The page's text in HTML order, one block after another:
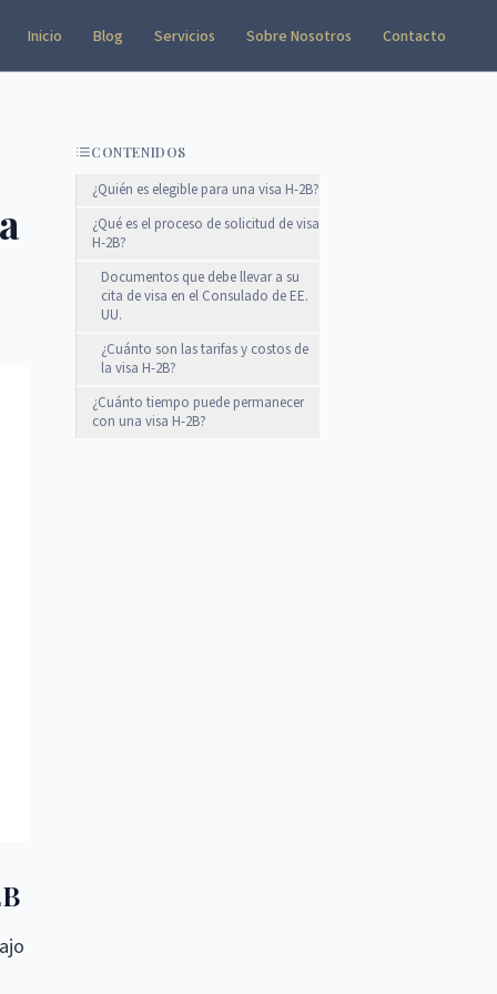
Inicio Blog Servicios Sobre Nosotros Contacto
CONTENIDOS
¿Quién es elegible para una visa H-2B?
¿Qué es el proceso de solicitud de visa
H-2B?
Documentos que debe llevar a su
cita de visa en el Consulado de EE.
UU.
¿Cuánto son las tarifas y costos de
la visa H-2B?
¿Cuánto tiempo puede permanecer
con una visa H-2B?